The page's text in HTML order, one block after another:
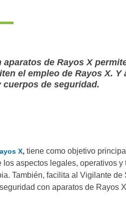
de Rayos X
el empleo de Rayos X. Y
de seguridad.
X, tiene como objetivo
aspectos legales, operativos
También, facilita al Vigilante
con aparatos de Rayos